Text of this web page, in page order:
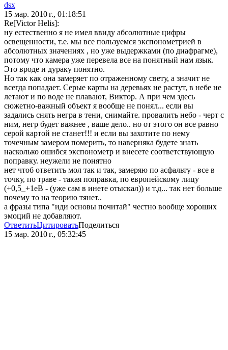
dsx
15 мар. 2010 г., 01:18:51
Re[Victor Helis]:
ну естественно я не имел ввиду абсолютные цифры
освещенности, т.е. мы все пользуемся экспонометрией в
абсолютных значениях , но уже выдержками (по диафрагме),
потому что камера уже перевела все на понятный нам язык.
Это вроде и дураку понятно.
Но так как она замеряет по отраженному свету, а значит не
всегда попадает. Серые карты на деревьях не растут, в небе не
летают и по воде не плавают, Виктор. А при чем здесь
сюжетно-важный объект я вообще не понял... если вы
задались снять негра в тени, снимайте. провалить небо - черт с
ним, негр будет важнее , ваше дело.. но от этого он все равно
серой картой не станет!!! и если вы захотите по нему
точечным замером померить, то наверняка будете знать
насколько ошибся экспонометр и внесете соответствующую
поправку. неужели не понятно
нет чтоб ответить мол так и так, замеряю по асфальту - все в
точку, по траве - такая поправка, по европейскому лицу
(+0,5_+1еВ - (уже сам в инете отыскал)) и т.д... так нет больше
почему то на теорию тянет..
а фразы типа "иди основы почитай" честно вообще хороших
эмоций не добавляют.
ОтветитьЦитироватьПоделиться
15 мар. 2010 г., 05:32:45